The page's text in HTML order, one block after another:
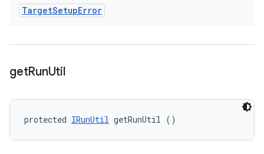
TargetSetupError
getRunUtil
protected IRunUtil getRunUtil ()